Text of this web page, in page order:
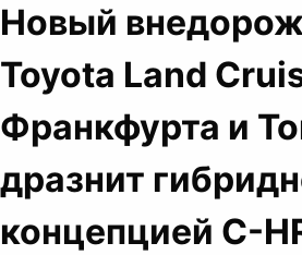
Новый
Toyota Land
Франкфурта и
дразнит
концепцией C-